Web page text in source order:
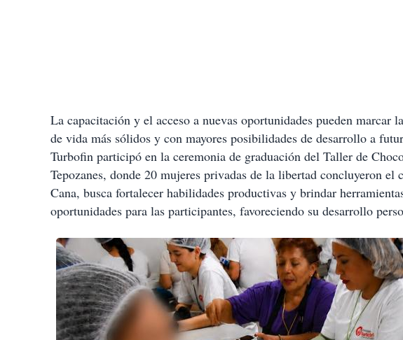
La capacitación y el acceso a nuevas oportunidades pueden marcar
de vida más sólidos y con mayores posibilidades de desarrollo a
Turbofin participó en la ceremonia de graduación del Taller de
Tepozanes, donde 20 mujeres privadas de la libertad concluyeron
Cana, busca fortalecer habilidades productivas y brindar
oportunidades para las participantes, favoreciendo su desarrollo